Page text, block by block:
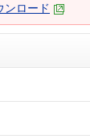
ロード